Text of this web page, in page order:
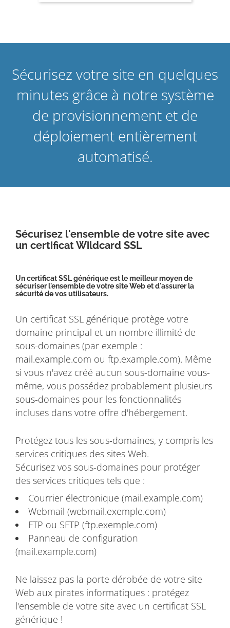
Sécurisez votre site en quelques
minutes grâce à notre système
de provisionnement et de
déploiement entièrement
automatisé.
Sécurisez l'ensemble de votre site avec
un certificat Wildcard SSL
Un certificat SSL générique est le meilleur moyen de
sécuriser l'ensemble de votre site Web et d'assurer la
sécurité de vos utilisateurs.
Un certificat SSL générique protège votre
domaine principal et un nombre illimité de
sous-domaines (par exemple :
mail.example.com ou ftp.example.com). Même
si vous n'avez créé aucun sous-domaine vous-
même, vous possédez probablement plusieurs
sous-domaines pour les fonctionnalités
incluses dans votre offre d'hébergement.
Protégez tous les sous-domaines, y compris les
services critiques des sites Web.
Sécurisez vos sous-domaines pour protéger
des services critiques tels que :
Courrier électronique (mail.example.com)
Webmail (webmail.exemple.com)
FTP ou SFTP (ftp.exemple.com)
Panneau de configuration
(mail.example.com)
Ne laissez pas la porte dérobée de votre site
Web aux pirates informatiques : protégez
l'ensemble de votre site avec un certificat SSL
générique !